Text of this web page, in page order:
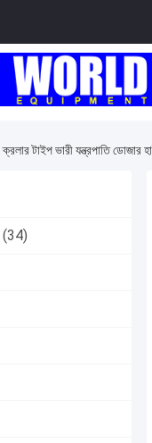
ক্রলার টাইপ ভারী যন্ত্রপাতি
(34)